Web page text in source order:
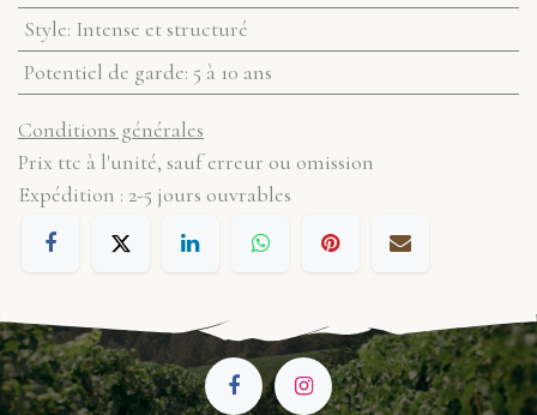
Style: Intense et structuré
Potentiel de garde: 5 à 10 ans
Conditions générales
Prix ttc à l'unité, sauf erreur ou omission
Expédition : 2-5 jours ouvrables